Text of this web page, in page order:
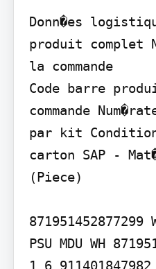
Donn�es
produit complet
la commande
Code barre
commande
par kit
carton SAP -
(Piece)
871951452877299
PSU MDU WH
1 6